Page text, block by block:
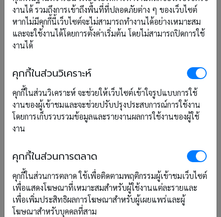
เพิ่มเติม
26 ที่พักปากช่อง - เข้าใหญ่ อัปเดต
ล่าสุด 2567 รับงาน Big Mountain
27 ส.ค. 2024
ที่พักปากช่อง-เขาใหญ่ ใกล้ชิดธรรมชาติ การเดินทางท่อง
เที่ยวในประเทศไทย มีสถานที่หลายแห่งที่เหมาะสำหรับ
และได้รับความนิยมอย่างมากคือ ปากช่อง-เขาใหญ่ ซึ่งเป็น
แหล่งท่องเที่ยวเชิงธรรมชาติ และกิจกรรมที่ขึ้นชื่อ ได้แก่
เทศกาลดนตรี เขาใหญ่บิ๊กเมาเท่น ในบทความนี้ เราจะมา
แนะนำที่พักปากช่อง-เขาใหญ่ ที่จะสามารถเติมเต็ม
ประสบการณ์การพักผ่อนของคุณได้อย่างเต็มที่
งานได้ รวมถึงการเข้าถึงพื้นที่ที่ปลอดภัยต่าง ๆ ของเว็บไซต์
หากไม่มีคุกกี้นี้เว็บไซต์จะไม่สามารถทำงานได้อย่างเหมาะสม
และจะใช้งานได้โดยการตั้งค่าเริ่มต้น โดยไม่สามารถปิดการใช้
งานได้
คุกกี้ในส่วนวิเคราะห์
คุกกี้ในส่วนวิเคราะห์ จะช่วยให้เว็บไซต์เข้าใจรูปแบบการใช้
งานของผู้เข้าชมและจะช่วยปรับปรุงประสบการณ์การใช้งาน
โดยการเก็บรวบรวมข้อมูลและรายงานผลการใช้งานของผู้ใช้
งาน
คุกกี้ในส่วนการตลาด
คุกกี้ในส่วนการตลาด ใช้เพื่อติดตามพฤติกรรมผู้เข้าชมเว็บไซต์
เพื่อแสดงโฆษณาที่เหมาะสมสำหรับผู้ใช้งานแต่ละรายและ
เพื่อเพิ่มประสิทธิผลการโฆษณาสำหรับผู้เผยแพร่และผู้
โฆษณาสำหรับบุคคลที่สาม